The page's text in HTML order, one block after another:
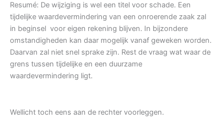
Resumé: De wijziging is wel een titel voor schade. Een
tijdelijke waardevermindering van een onroerende zaak zal
in beginsel voor eigen rekening blijven. In bijzondere
omstandigheden kan daar mogelijk vanaf geweken worden.
Daarvan zal niet snel sprake zijn. Rest de vraag wat waar de
grens tussen tijdelijke en een duurzame
waardevermindering ligt.
Wellicht toch eens aan de rechter voorleggen.